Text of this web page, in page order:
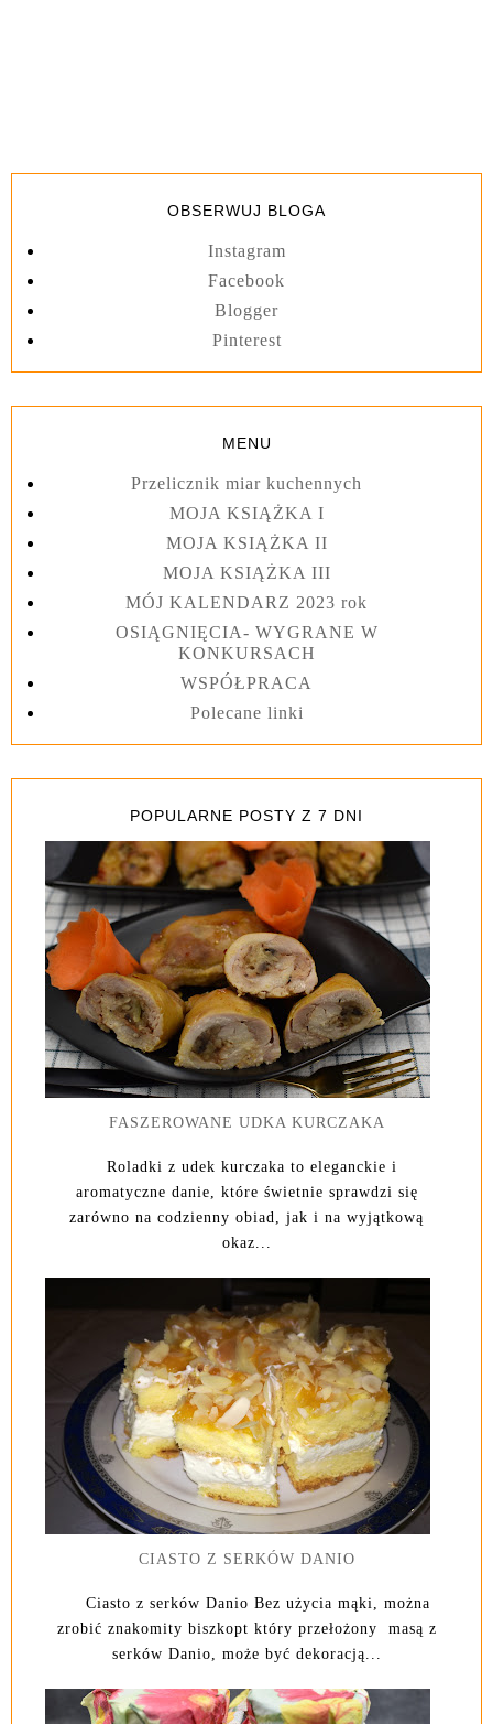
OBSERWUJ BLOGA
Instagram
Facebook
Blogger
Pinterest
MENU
Przelicznik miar kuchennych
MOJA KSIĄŻKA I
MOJA KSIĄŻKA II
MOJA KSIĄŻKA III
MÓJ KALENDARZ 2023 rok
OSIĄGNIĘCIA- WYGRANE W
KONKURSACH
WSPÓŁPRACA
Polecane linki
POPULARNE POSTY Z 7 DNI
FASZEROWANE UDKA KURCZAKA
Roladki z udek kurczaka to eleganckie i
aromatyczne danie, które świetnie sprawdzi się
zarówno na codzienny obiad, jak i na wyjątkową
okaz...
CIASTO Z SERKÓW DANIO
Ciasto z serków Danio Bez użycia mąki, można
zrobić znakomity biszkopt który przełożony masą z
serków Danio, może być dekoracją...